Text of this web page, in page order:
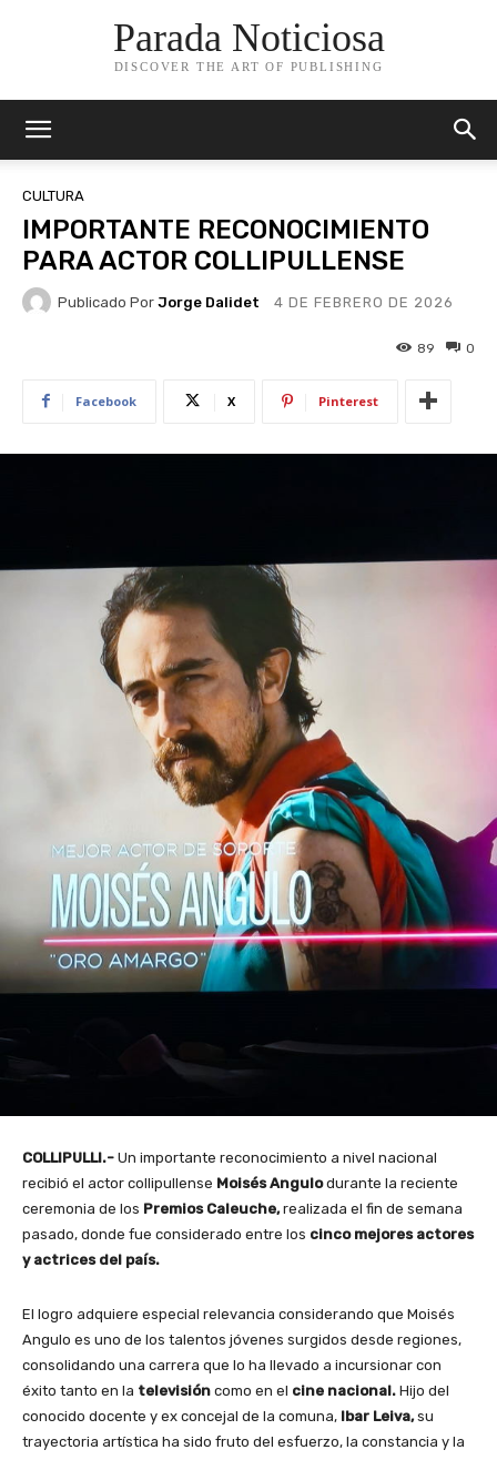
Parada Noticiosa
DISCOVER THE ART OF PUBLISHING
CULTURA
IMPORTANTE RECONOCIMIENTO
PARA ACTOR COLLIPULLENSE
Publicado Por Jorge Dalidet 4 DE FEBRERO DE 2026
0
89
Facebook X Pinterest
COLLIPULLI.- Un importante reconocimiento a nivel nacional
recibió el actor collipullense Moisés Angulodurante la reciente
ceremonia de los Premios Caleuche,realizada el fin de semana
pasado, donde fue considerado entre los cinco mejores actores
y actrices del país.
El logro adquiere especial relevancia considerando que Moisés
Angulo es uno de los talentos jóvenes surgidos desde regiones,
consolidando una carrera que lo ha llevado a incursionar con
éxito tanto en la televisión como en el cine nacional. Hijo del
conocido docente y ex concejal de la comuna, Ibar Leiva,su
trayectoria artística ha sido fruto del esfuerzo, la constancia y la